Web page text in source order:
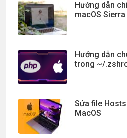
Hướng dẫn
macOS Sierra
Hướng dẫn
trong ~/
Sửa file
MacOS